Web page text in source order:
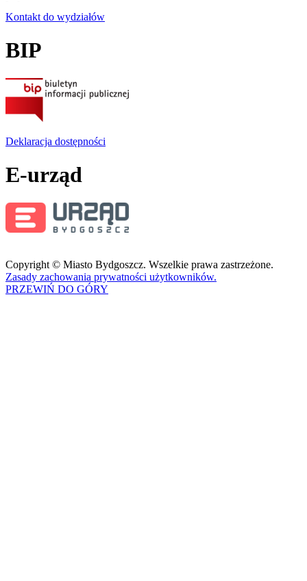
Kontakt do wydziałów
BIP
Deklaracja dostępności
E-urząd
Copyright © Miasto Bydgoszcz. Wszelkie prawa zastrzeżone.
Zasady zachowania prywatności użytkowników.
PRZEWIŃ DO GÓRY